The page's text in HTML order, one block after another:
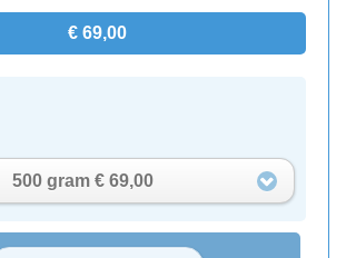
€ 69,00
500 gram € 69,00